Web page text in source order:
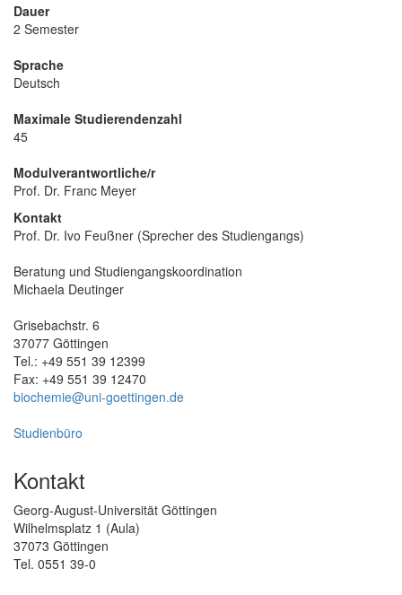
Dauer
2 Semester
Sprache
Deutsch
Maximale Studierendenzahl
45
Modulverantwortliche/r
Prof. Dr. Franc Meyer
Kontakt
Prof. Dr. Ivo Feußner (Sprecher des Studiengangs)
Beratung und Studiengangskoordination
Michaela Deutinger
Grisebachstr. 6
37077 Göttingen
Tel.: +49 551 39 12399
Fax: +49 551 39 12470
biochemie@uni-goettingen.de
Studienbüro
Kontakt
Georg-August-Universität Göttingen
Wilhelmsplatz 1 (Aula)
37073 Göttingen
Tel. 0551 39-0